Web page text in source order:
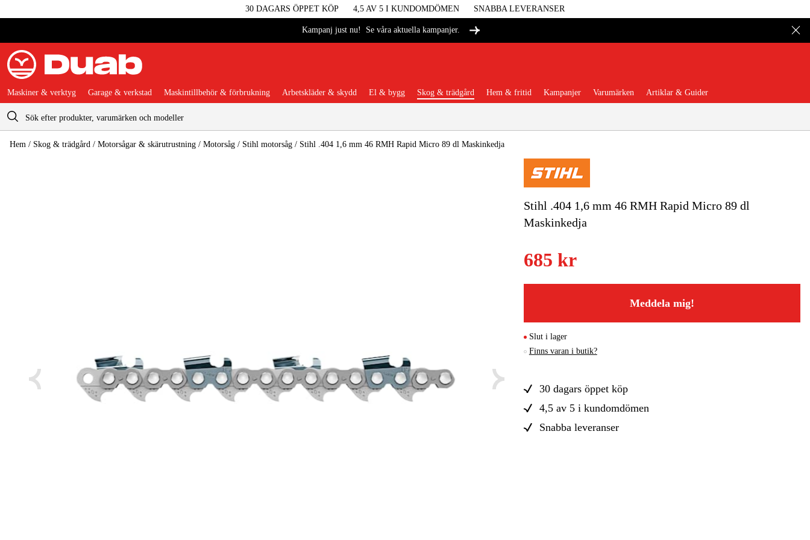
30 DAGARS ÖPPET KÖP 4,5 AV 5 I KUNDOMDÖMEN SNABBA LEVERANSER
Kampanj just nu! Se våra aktuella kampanjer.
Varukorg Populära kategorier
Maskiner & Verktyg Garage & Verkstad
Maskintillbehör & Förbrukning
Arbetskläder & Skydd
Hem & Fritid
Maskiner & verktyg Garage & verkstad Maskintillbehör & förbrukning Arbetskläder & skydd El & bygg Skog & trädgård Hem & fritid Kampanjer Varumärken Artiklar & Guider
Hem / Skog & trädgård / Motorsågar & skärutrustning / Motorsåg / Stihl motorsåg / Stihl .404 1,6 mm 46 RMH Rapid Micro 89 dl Maskinkedja
Stihl .404 1,6 mm 46 RMH Rapid Micro 89 dl
Maskinkedja
685 kr
Meddela mig!
Slut i lager
Finns varan i butik?
30 dagars öppet köp
4,5 av 5 i kundomdömen
Snabba leveranser